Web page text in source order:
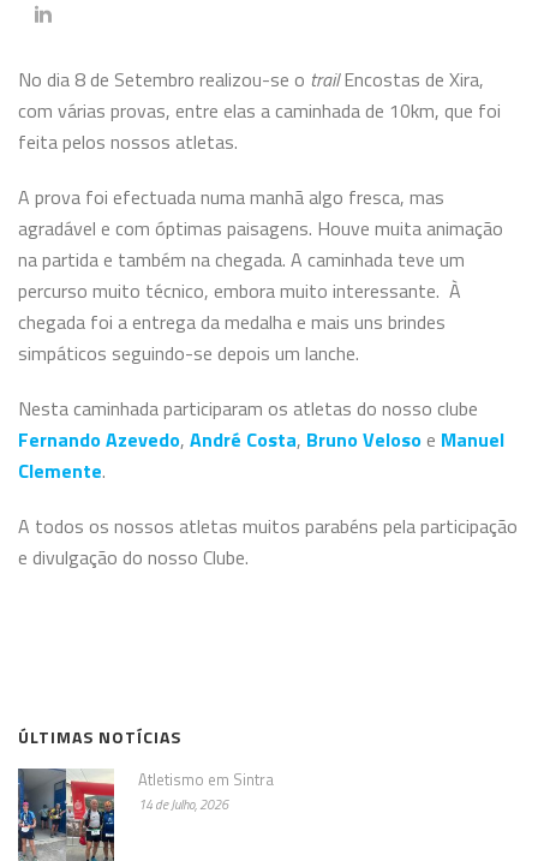
No dia 8 de Setembro realizou-se o trailEncostas de Xira,
com várias provas, entre elas a caminhada de 10km, que foi
feita pelos nossos atletas.
A prova foi efectuada numa manhã algo fresca, mas
agradável e com óptimas paisagens. Houve muita animação
na partida e também na chegada. A caminhada teve um
percurso muito técnico, embora muito interessante. À
chegada foi a entrega da medalha e mais uns brindes
simpáticos seguindo-se depois um lanche.
Nesta caminhada participaram os atletas do nosso clube
FernandoAzevedo, André Costa, Bruno Velosoe Manuel
Clemente.
A todos os nossos atletas muitos parabéns pela participação
e divulgação do nosso Clube.
ÚLTIMAS NOTÍCIAS
Atletismo em Sintra
14 de Julho, 2026